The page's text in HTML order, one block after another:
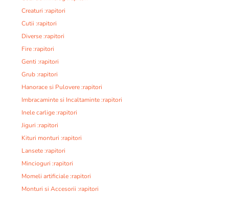
Creaturi :rapitori
Cutii :rapitori
Diverse :rapitori
Fire :rapitori
Genti :rapitori
Grub :rapitori
Hanorace si Pulovere :rapitori
Imbracaminte si Incaltaminte :rapitori
Inele carlige :rapitori
Jiguri :rapitori
Kituri monturi :rapitori
Lansete :rapitori
Mincioguri :rapitori
Momeli artificiale :rapitori
Monturi si Accesorii :rapitori